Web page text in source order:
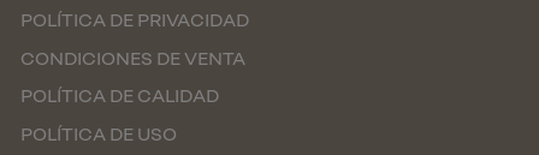
POLÍTICA DE PRIVACIDAD
CONDICIONES DE VENTA
POLÍTICA DE CALIDAD
POLÍTICA DE USO